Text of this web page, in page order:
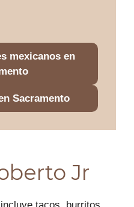
mexicanos en
Sacramento
Jr
tacos, burritos,